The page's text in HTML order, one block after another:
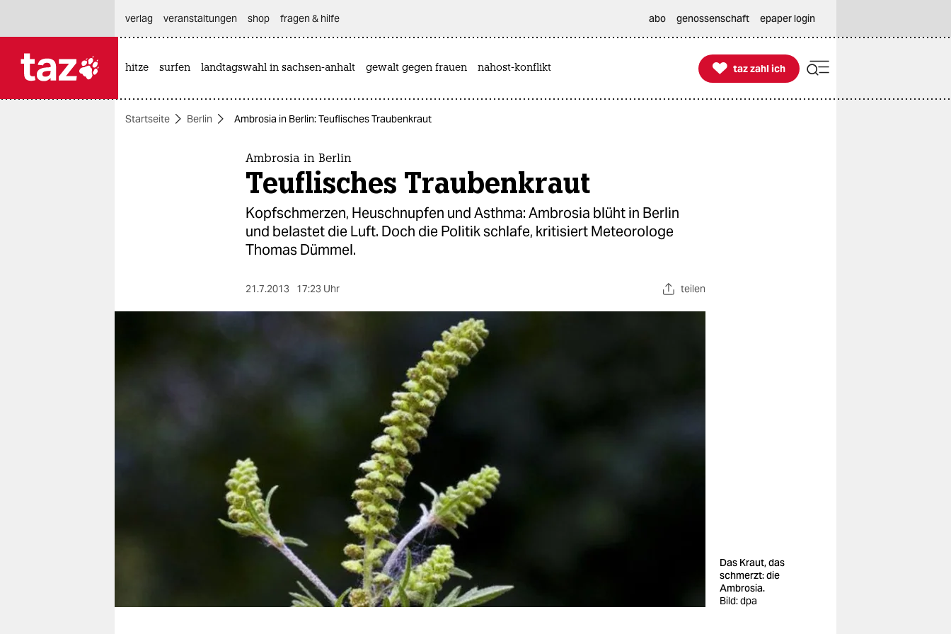
themen
genossenschaft
verlag
veranstaltungen shop fragen & hilfe abo genossenschaft epaper login
hitze surfen landtagswahl in sachsen-anhalt gewalt gegen frauen nahost-konflikt 
taz zahl ich
taz zahl ich
Startseite Berlin Ambrosia in Berlin: Teuflisches Traubenkraut
Ambrosia in Berlin
Teuflisches Traubenkraut
Kopfschmerzen, Heuschnupfen und Asthma: Ambrosia blüht in Berlin
und belastet die Luft. Doch die Politik schlafe, kritisiert Meteorologe
Thomas Dümmel.
21.7.2013 17:23 Uhr teilen
Das Kraut, das
schmerzt: die
Ambrosia.
Bild: dpa